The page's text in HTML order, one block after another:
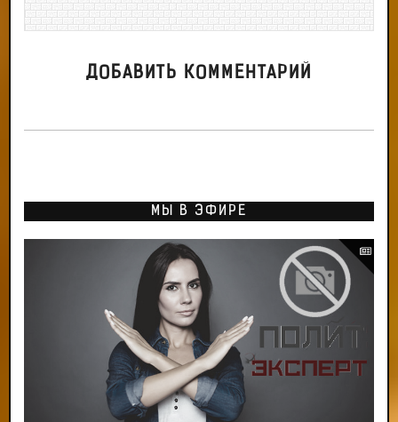
ДОБАВИТЬ КОММЕНТАРИЙ
МЫ В ЭФИРЕ